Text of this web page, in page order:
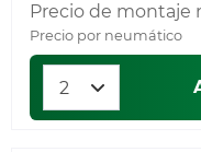
Precio de montaje
Precio por neumático